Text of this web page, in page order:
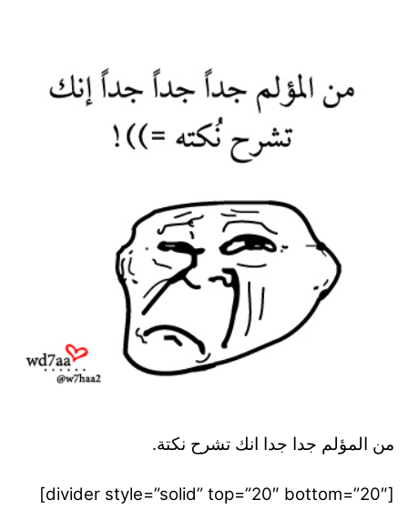
من المؤلم جدا جدا انك تشرح نكتة.
[divider style=”solid” top=”20″ bottom=”20″]